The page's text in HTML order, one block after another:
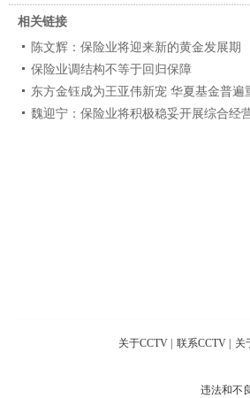
相关链接
陈文辉：保险业将迎来新的黄金发展期
保险业调结构不等于回归保障
东方金钰成为王亚伟新宠 华夏基金普遍
魏迎宁：保险业将积极稳妥开展综合经
关于CCTV | 联系CCTV | 关
违法和不